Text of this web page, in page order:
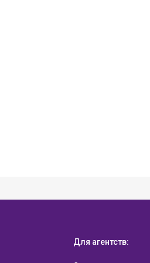
Для агентств: